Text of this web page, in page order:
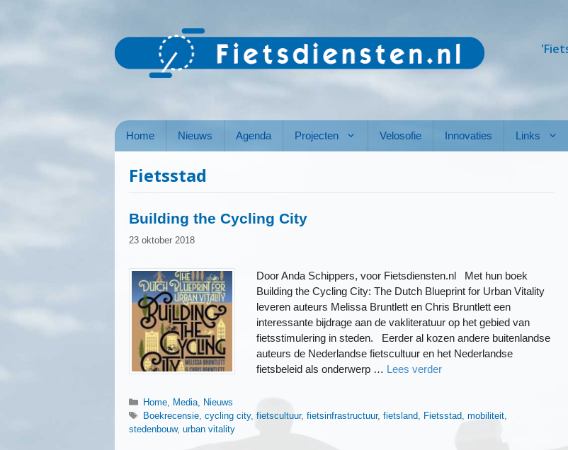
Home Nieuws Agenda Projecten Velosofie Innovaties Links
Fietsstad
Building the Cycling City
23 oktober 2018
Door Anda Schippers, voor Fietsdiensten.nl Met hun boek
Building the Cycling City: The Dutch Blueprint for Urban Vitality
leveren auteurs Melissa Bruntlett en Chris Bruntlett een
interessante bijdrage aan de vakliteratuur op het gebied van
fietsstimulering in steden. Eerder al kozen andere buitenlandse
auteurs de Nederlandse fietscultuur en het Nederlandse
fietsbeleid als onderwerp … Lees verder
Categorieën
Home Media
Nieuws
Tags
Boekrecensie ,cycling city,fietscultuur,fietsinfrastructuur,fietsland Fietsstad ,mobiliteit
stedenbouw, urban vitality